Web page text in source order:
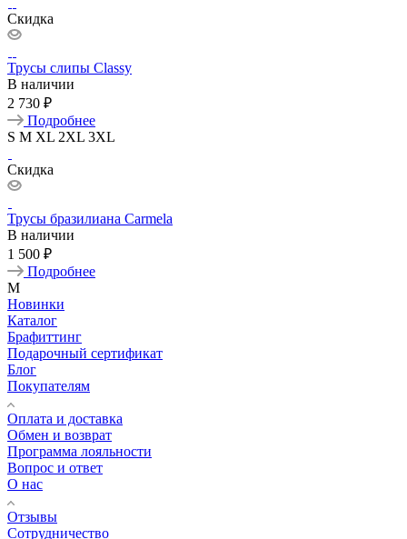
Скидка
Трусы слипы Classy
В наличии
2 730 ₽
Подробнее
S M XL 2XL 3XL
Скидка
Трусы бразилиана Carmela
В наличии
1 500 ₽
Подробнее
M
Новинки
Каталог
Брафиттинг
Подарочный сертификат
Блог
Покупателям
Оплата и доставка
Обмен и возврат
Программа лояльности
Вопрос и ответ
О нас
Отзывы
Сотрудничество